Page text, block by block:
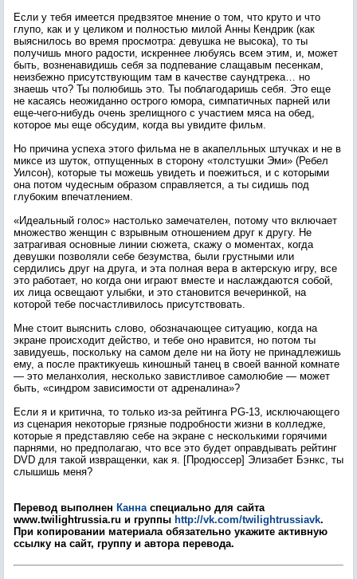
Если у тебя имеется предвзятое мнение о том, что круто и что
глупо, как и у целиком и полностью милой Анны Кендрик (как
выяснилось во время просмотра: девушка не высока), то ты
получишь много радости, искреннее любуясь всем этим, и, может
быть, возненавидишь себя за подпевание слащавым песенкам,
неизбежно присутствующим там в качестве саундтрека… но
знаешь что? Ты полюбишь это. Ты поблагодаришь себя. Это еще
не касаясь неожиданно острого юмора, симпатичных парней или
еще-чего-нибудь очень зрелищного с участием мяса на обед,
которое мы еще обсудим, когда вы увидите фильм.
Но причина успеха этого фильма не в акапелльных штучках и не в
миксе из шуток, отпущенных в сторону «толстушки Эми» (Ребел
Уилсон), которые ты можешь увидеть и поежиться, и с которыми
она потом чудесным образом справляется, а ты сидишь под
глубоким впечатлением.
«Идеальный голос» настолько замечателен, потому что включает
множество женщин с взрывным отношением друг к другу. Не
затрагивая основные линии сюжета, скажу о моментах, когда
девушки позволяли себе безумства, были грустными или
сердились друг на друга, и эта полная вера в актерскую игру, все
это работает, но когда они играют вместе и наслаждаются собой,
их лица освещают улыбки, и это становится вечеринкой, на
которой тебе посчастливилось присутствовать.
Мне стоит выяснить слово, обозначающее ситуацию, когда на
экране происходит действо, и тебе оно нравится, но потом ты
завидуешь, поскольку на самом деле ни на йоту не принадлежишь
ему, а после практикуешь киношный танец в своей ванной комнате
— это меланхолия, несколько завистливое самолюбие — может
быть, «синдром зависимости от адреналина»?
Если я и критична, то только из-за рейтинга PG-13, исключающего
из сценария некоторые грязные подробности жизни в колледже,
которые я представляю себе на экране с несколькими горячими
парнями, но предполагаю, что все это будет оправдывать рейтинг
DVD для такой извращенки, как я. [Продюссер] Элизабет Бэнкс, ты
слышишь меня?
Перевод выполнен Каннаспециально для сайта
www.twilightrussia.ru и группы http://vk.com/twilightrussiavk.
При копировании материала обязательно укажите активную
ссылку на сайт, группу и автора перевода.